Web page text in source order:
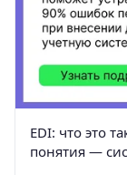
EDI: что это
понятия —